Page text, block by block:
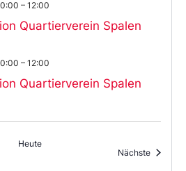
Quartierverein Spalen
– 12:00
Quartierverein Spalen
– 12:00
Heute
Nächste